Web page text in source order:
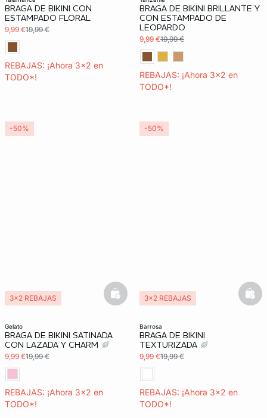
BRAGA DE BIKINI CON
ESTAMPADO FLORAL
9,99 €19,99 €
REBAJAS: ¡Ahora 3x2 en
TODO*!
BRAGA DE BIKINI BRILLANTE Y
CON ESTAMPADO DE
LEOPARDO
9,99 €19,99 €
REBAJAS: ¡Ahora 3x2 en
TODO*!
gelato
BRAGA DE BIKINI SATINADA
CON LAZADA Y CHARM
9,99 €19,99 €
REBAJAS: ¡Ahora 3x2 en
TODO*!
3x2 REBAJAS basketfull
-50%
barrosa
BRAGA DE BIKINI
TEXTURIZADA
9,99 €19,99 €
REBAJAS: ¡Ahora 3x2 en
TODO*!
3x2 REBAJAS
-50%